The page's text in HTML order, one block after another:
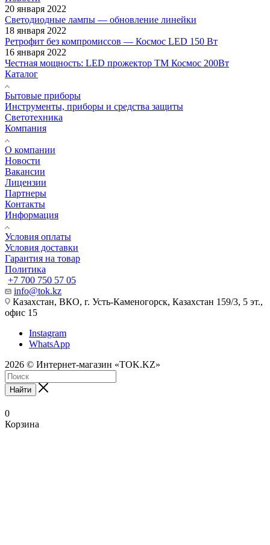
20 января 2022
Светодиодные лампы — обновление линейки
18 января 2022
Ретрофит без компромиссов — Космос LED 150 Вт
16 января 2022
Честная мощность: LED прожектор ТМ Космос 200Вт
Каталог
Бытовые приборы
Инструменты, приборы и средства защиты
Светотехника
Компания
О компании
Новости
Вакансии
Лицензии
Партнеры
Контакты
Информация
Условия оплаты
Условия доставки
Гарантия на товар
Политика
+7 700 750 57 05
info@tok.kz
Казахстан, ВКО, г. Усть-Каменогорск, Казахстан 159/3, 5 эт.,
офис 15
Instagram
WhatsApp
2026 © Интернет-магазин «TOK.KZ»
Найти
0
Корзина